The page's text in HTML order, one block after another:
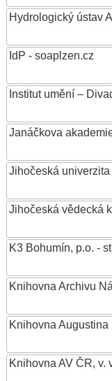
Hydrologický ústav
IdP - soaplzen.cz
Institut umění –
Janáčkova
Jihočeská
Jihočeská vědecká
K3 Bohumín, p.o. -
Knihovna Archivu
Knihovna
Knihovna AV ČR, v.